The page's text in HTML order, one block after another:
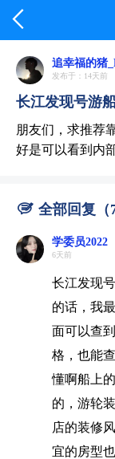

追幸福的猪
发布于：14天前
长江发现号游
朋友们，求推荐
好是可以看到内
 全部回复（7
学委员2022
6天前
长江发现
的话，我
面可以查
格，也能
懂啊船上
的，游轮
店的装修
宜的房型